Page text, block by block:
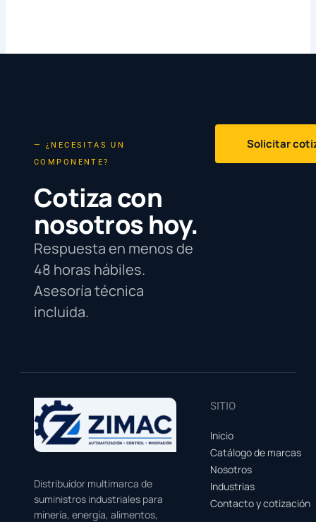
— ¿NECESITAS UN
COMPONENTE?
Cotiza con
nosotros hoy.
Respuesta en menos de
48 horas hábiles.
Asesoría técnica
incluida.
Solicitar
Distribuidor multimarca de
suministros industriales para
minería, energía, alimentos,
SITIO
Inicio
Catálogo de marcas
Nosotros
Industrias
Contacto y cotización